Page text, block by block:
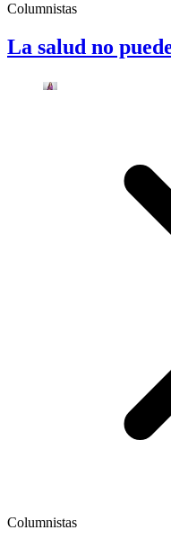
Columnistas
La salud no
Columnistas